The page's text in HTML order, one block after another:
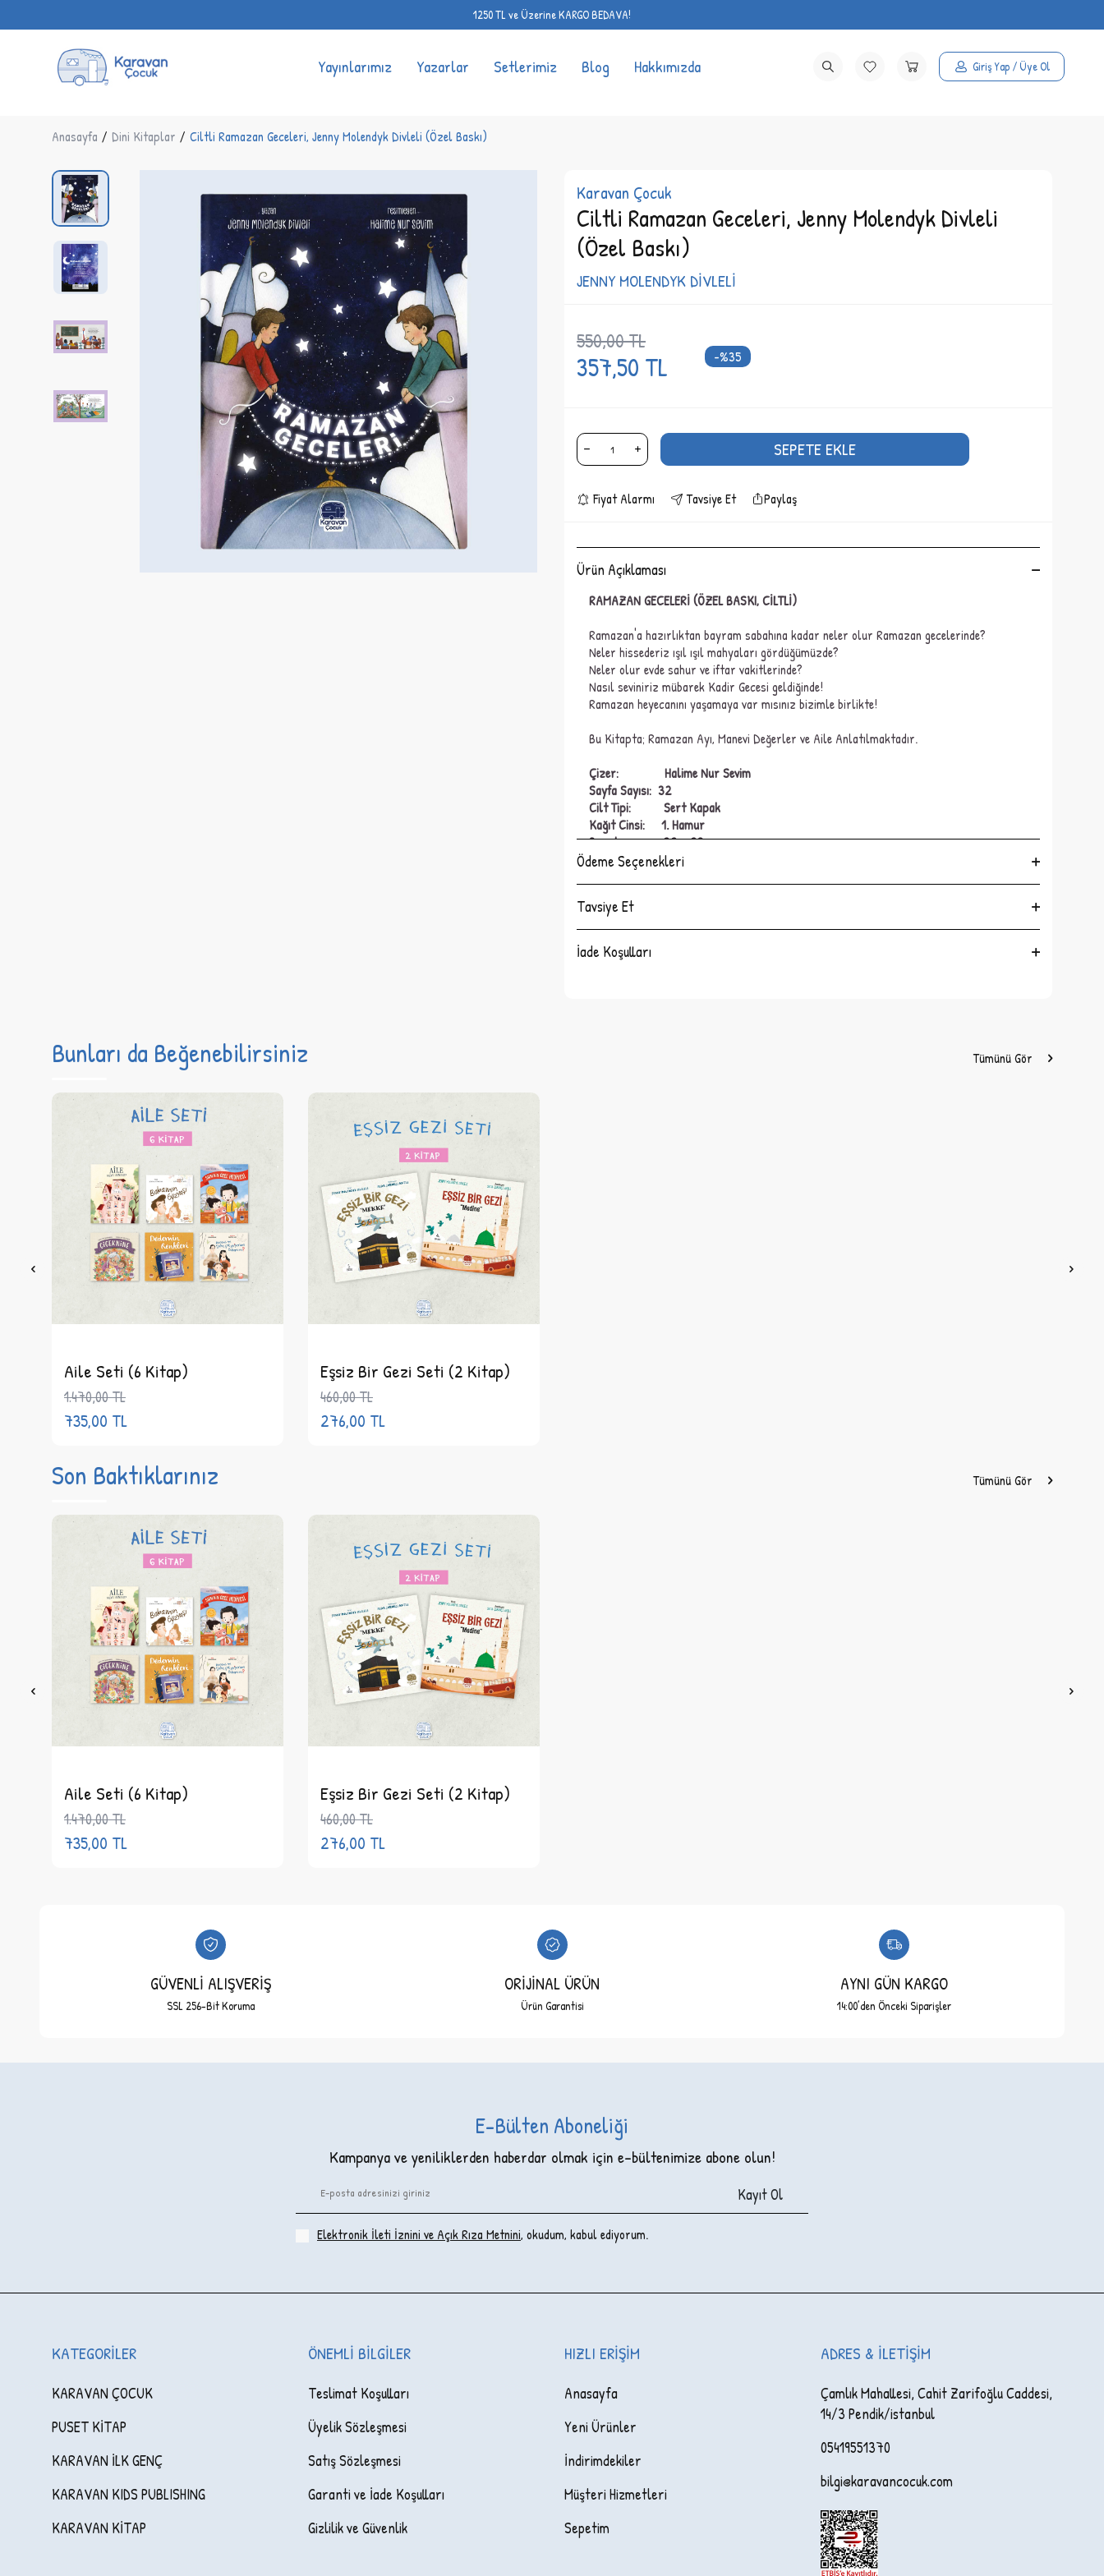
1250 TL ve Üzerine KARGO BEDAVA!
Yayınlarımız Yazarlar Setlerimiz Blog Hakkımızda Giriş Yap / Üye Ol
Anasayfa / Dini Kitaplar / Ciltli Ramazan Geceleri, Jenny Molendyk Divleli (Özel Baskı)
Karavan Çocuk
Ciltli Ramazan Geceleri, Jenny Molendyk Divleli
(Özel Baskı)
JENNY MOLENDYK DİVLELİ
550,00TL
357,50 TL -%35
SEPETE EKLE
Fiyat Alarmı Tavsiye Et Paylaş
Ürün Açıklaması
RAMAZAN GECELERİ(ÖZEL BASKI, CİLTLİ)
Ramazan'a hazırlıktan bayram sabahına kadar neler olur Ramazan gecelerinde?
Neler hissederiz ışıl ışıl mahyaları gördüğümüzde?
Neler olur evde sahur ve iftar vakitlerinde?
Nasıl seviniriz mübarek Kadir Gecesi geldiğinde!
Ramazan heyecanını yaşamaya var mısınız bizimle birlikte!
Bu Kitapta; Ramazan Ayı, Manevi Değerler ve Aile Anlatılmaktadır.
Çizer: Halime Nur Sevim
Sayfa Sayısı: 32
Cilt Tipi: Sert Kapak
Kağıt Cinsi: 1. Hamur
Boyut:22 x 28 cm
Ödeme Seçenekleri
Tavsiye Et
İade Koşulları
Bunları da Beğenebilirsiniz Tümünü Gör
Aile Seti (6 Kitap)
1.470,00TL
735,00 TL
Eşsiz Bir Gezi Seti (2 Kitap)
460,00TL
276,00 TL
Son Baktıklarınız Tümünü Gör
Aile Seti (6 Kitap)
1.470,00TL
735,00 TL
Eşsiz Bir Gezi Seti (2 Kitap)
460,00TL
276,00 TL
GÜVENLİ ALIŞVERİŞ
SSL 256-Bit Koruma
ORİJİNAL ÜRÜN
Ürün Garantisi
AYNI GÜN KARGO
14:00’den Önceki Siparişler
E-Bülten Aboneliği
Kampanya ve yeniliklerden haberdar olmak için e-bültenimize abone olun!
Kayıt Ol
Elektronik İleti İzni‌ni ve Açık Rıza Metni‌ni, okudum, kabul ediyorum.
KATEGORILER
KARAVAN ÇOCUK
PUSET KİTAP
KARAVAN İLK GENÇ
KARAVAN KIDS PUBLISHING
KARAVAN KİTAP
ÖNEMLI BILGILER
Teslimat Koşulları
Üyelik Sözleşmesi
Satış Sözleşmesi
Garanti ve İade Koşulları
Gizlilik ve Güvenlik
HIZLI ERIŞIM
Anasayfa
Yeni Ürünler
İndirimdekiler
Müşteri Hizmetleri
Sepetim
ADRES & İLETIŞIM
Çamlık Mahallesi, Cahit Zarifoğlu Caddesi,
14/3 Pendik/istanbul
05419551370
bilgi@karavancocuk.com